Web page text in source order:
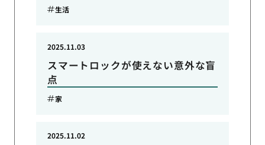
生活
スマートロックが使えない意外な盲
点
2025.11.03
家
2025.11.02